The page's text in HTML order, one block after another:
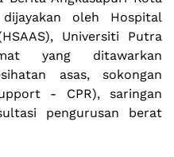
oleh Hospital
Universiti Putra
yang ditawarkan
asas, sokongan
- CPR), saringan
pengurusan berat